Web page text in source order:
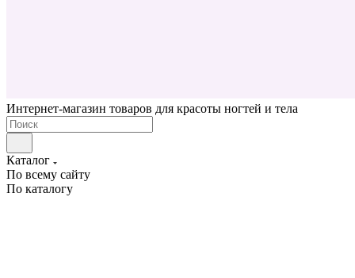
Интернет-магазин товаров для красоты ногтей и тела
Каталог
По всему сайту
По каталогу